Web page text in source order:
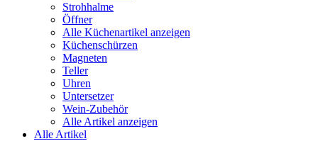
Strohhalme
Öffner
Alle Küchenartikel anzeigen
Küchenschürzen
Magneten
Teller
Uhren
Untersetzer
Wein-Zubehör
Alle Artikel anzeigen
Alle Artikel